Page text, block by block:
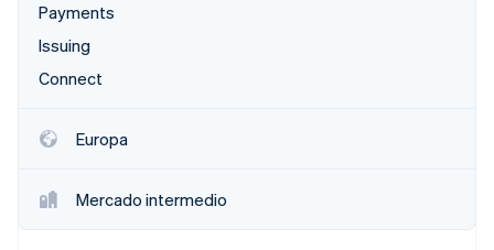
Payments
Issuing
Connect
Europa
Mercado intermedio